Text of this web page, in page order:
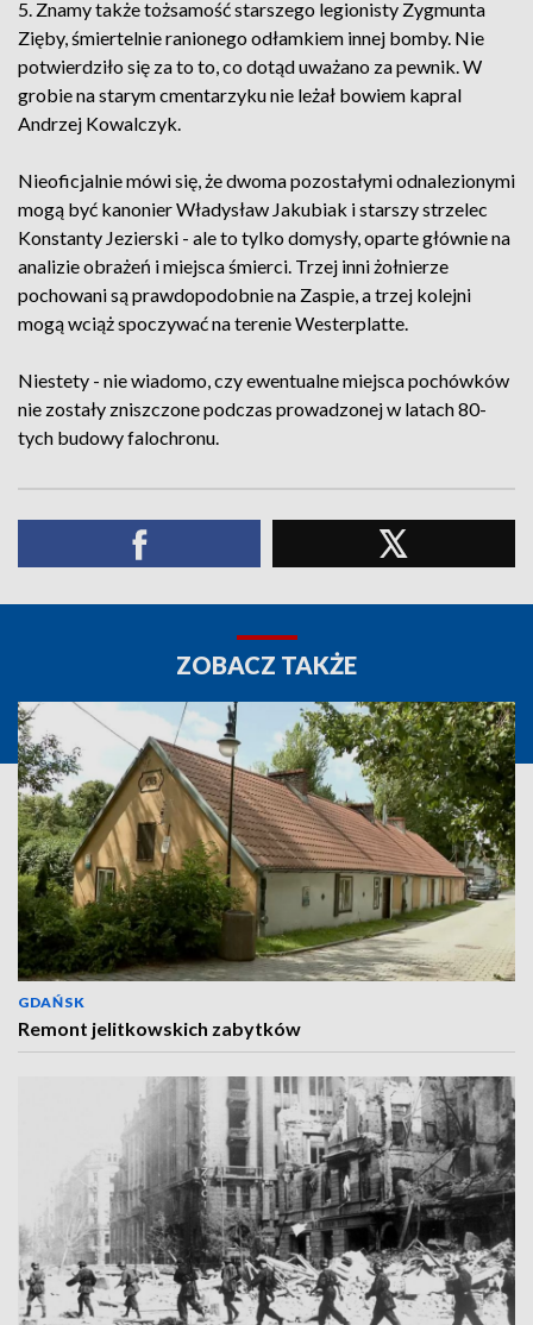
5. Znamy także tożsamość starszego legionisty Zygmunta
Zięby, śmiertelnie ranionego odłamkiem innej bomby. Nie
potwierdziło się za to to, co dotąd uważano za pewnik. W
grobie na starym cmentarzyku nie leżał bowiem kapral
Andrzej Kowalczyk.
Nieoficjalnie mówi się, że dwoma pozostałymi odnalezionymi
mogą być kanonier Władysław Jakubiak i starszy strzelec
Konstanty Jezierski - ale to tylko domysły, oparte głównie na
analizie obrażeń i miejsca śmierci. Trzej inni żołnierze
pochowani są prawdopodobnie na Zaspie, a trzej kolejni
mogą wciąż spoczywać na terenie Westerplatte.
Niestety - nie wiadomo, czy ewentualne miejsca pochówków
nie zostały zniszczone podczas prowadzonej w latach 80-
tych budowy falochronu.
ZOBACZ TAKŻE
GDAŃSK
Remont jelitkowskich zabytków